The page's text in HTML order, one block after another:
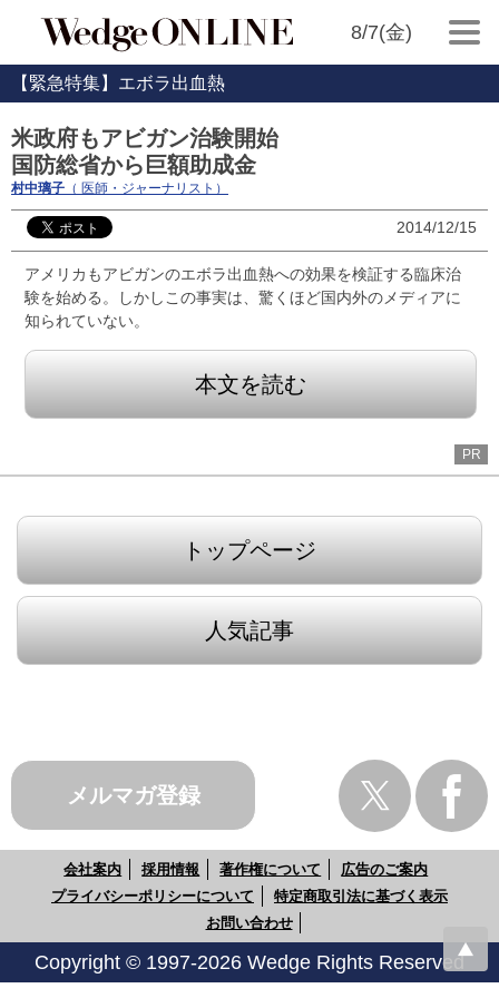
8/7(金)
【緊急特集】エボラ出血熱
米政府もアビガン治験開始
国防総省から巨額助成金
村中璃子 （ 医師・ジャーナリスト）
2014/12/15
アメリカもアビガンのエボラ出血熱への効果を検証する臨床治
験を始める。しかしこの事実は、驚くほど国内外のメディアに
知られていない。
本文を読む
PR
トップページ
人気記事
メルマガ登録
会社案内 採用情報 著作権について
広告のご案内
プライバシーポリシーについて
特定商取引法に基づく表示
お問い合わせ
Copyright © 1997-2026 Wedge Rights Reserved